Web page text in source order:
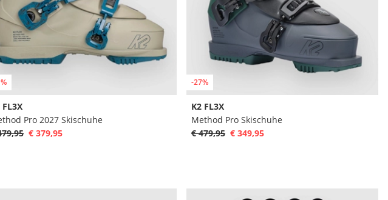
FL3X
Pro 2027 Skischuhe
€ 379,95
-27%
K2 FL3X
Method Pro Skischuhe
€ 479,95 € 349,95